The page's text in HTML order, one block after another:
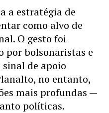
a estratégia de
como alvo de
O gesto foi
por bolsonaristas e
de apoio
no entanto,
mais profundas —
políticas.